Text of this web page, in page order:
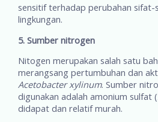
sensitif terhadap perubahan sifat-
lingkungan.
5. Sumber nitrogen
Nitogen merupakan salah satu
merangsang pertumbuhan dan
Acetobacter xylinum. Sumber
digunakan adalah amonium sulfat
didapat dan relatif murah.